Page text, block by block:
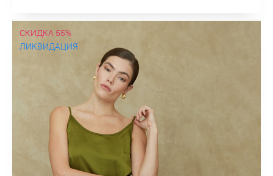
СКИДКА 55%
ЛИКВИДАЦИЯ